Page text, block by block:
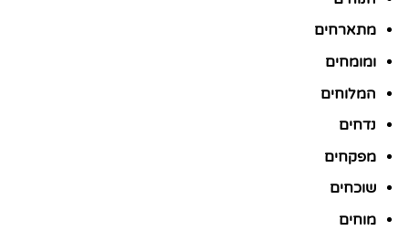
מתארחים
ומומחים
המלוחים
נדחים
מפקחים
שוכחים
מוחים